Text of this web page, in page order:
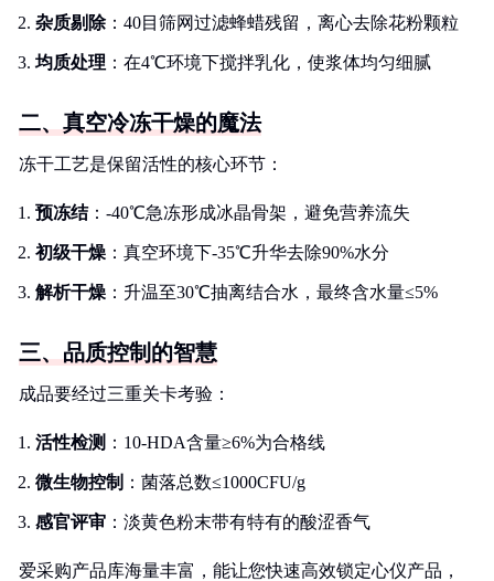
杂质剔除：40目筛网过滤蜂蜡残留，离心去除花粉颗粒
均质处理 ：在4℃环境下搅拌乳化，使浆体均匀细腻
二、真空冷冻干燥的魔法
冻干工艺是保留活性的核心环节：
预冻结：-40℃急冻形成冰晶骨架，避免营养流失
初级干燥 ：真空环境下-35℃升华去除90%水分
解析干燥 ：升温至30℃抽离结合水，最终含水量≤5%
三、品质控制的智慧
成品要经过三重关卡考验：
活性检测 ：10-HDA含量≥6%为合格线
微生物控制 ：菌落总数≤1000CFU/g
感官评审 ：淡黄色粉末带有特有的酸涩香气
爱采购产品库海量丰富，能让您快速高效锁定心仪产品，